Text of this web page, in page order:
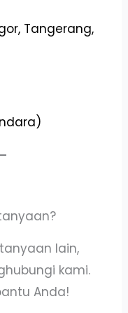
Tangerang,
lain,
kami.
Anda!